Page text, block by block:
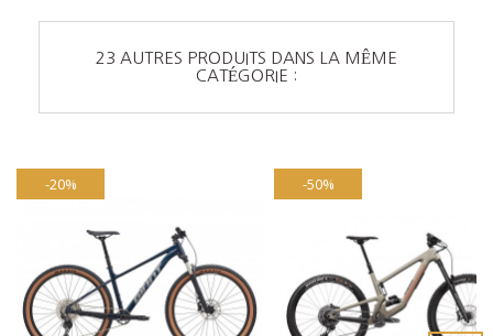
23 AUTRES PRODUITS DANS LA MÊME
CATÉGORIE :
-20% -50%